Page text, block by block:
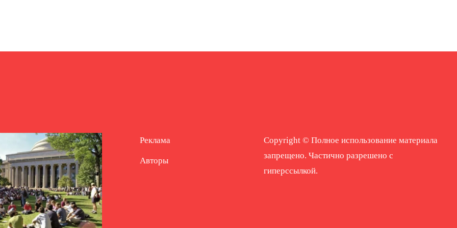
Реклама
Авторы
Copyright © Полное использование материала
запрещено. Частично разрешено с
гиперссылкой.